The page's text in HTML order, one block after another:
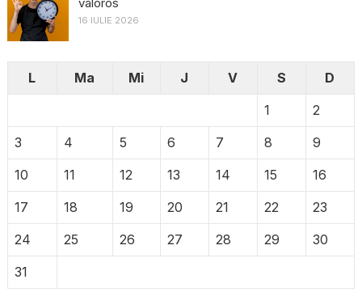
16 IULIE 2026
L Ma Mi J V S
D
1
2
3
4 5 6 7 8
9
10
11 12 13 14 15
16
17
18 19 20 21 22
23
24
25 26 27 28 29
30
31